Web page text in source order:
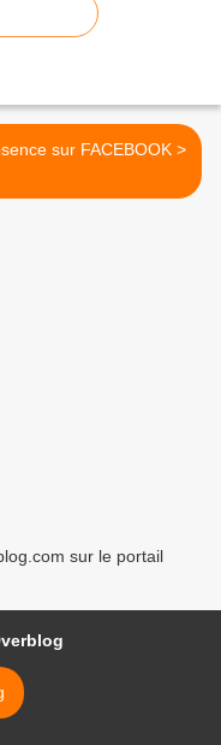
présence sur FACEBOOK >
sur le portail